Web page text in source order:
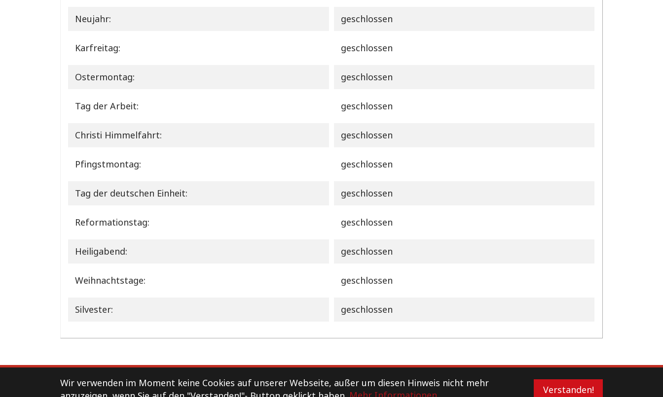
Wir verwenden im Moment keine Cookies auf unserer Webseite, außer um diesen Hinweis nicht mehr
Verstanden!
Neujahr: geschlossen
Karfreitag: geschlossen
Ostermontag: geschlossen
Tag der Arbeit: geschlossen
Christi Himmelfahrt: geschlossen
Pfingstmontag: geschlossen
Tag der deutschen Einheit: geschlossen
Reformationstag: geschlossen
Heiligabend: geschlossen
Weihnachtstage: geschlossen
Silvester: geschlossen
Support Kontakt Impressum Datenschutz